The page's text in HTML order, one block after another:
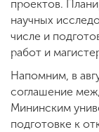
проектов.
научных
числе и
работ и
Напомним, в
соглашение
Мининским
подготовке к